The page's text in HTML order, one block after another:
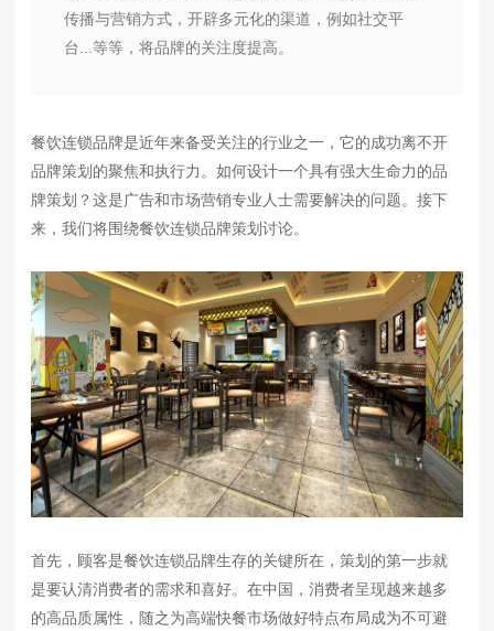
传播与营销方式，开辟多元化的渠道，例如社交平
台...等等，将品牌的关注度提高。
餐饮连锁品牌是近年来备受关注的行业之一，它的成功离不开
品牌策划的聚焦和执行力。如何设计一个具有强大生命力的品
牌策划？这是广告和市场营销专业人士需要解决的问题。接下
来，我们将围绕餐饮连锁品牌策划讨论。
首先，顾客是餐饮连锁品牌生存的关键所在，策划的第一步就
是要认清消费者的需求和喜好。在中国，消费者呈现越来越多
的高品质属性，随之为高端快餐市场做好特点布局成为不可避